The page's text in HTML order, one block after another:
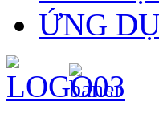
ỨNG